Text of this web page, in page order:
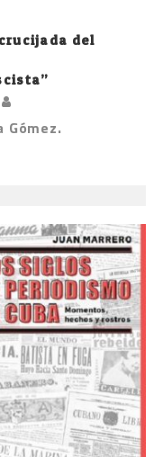
del
Gómez.